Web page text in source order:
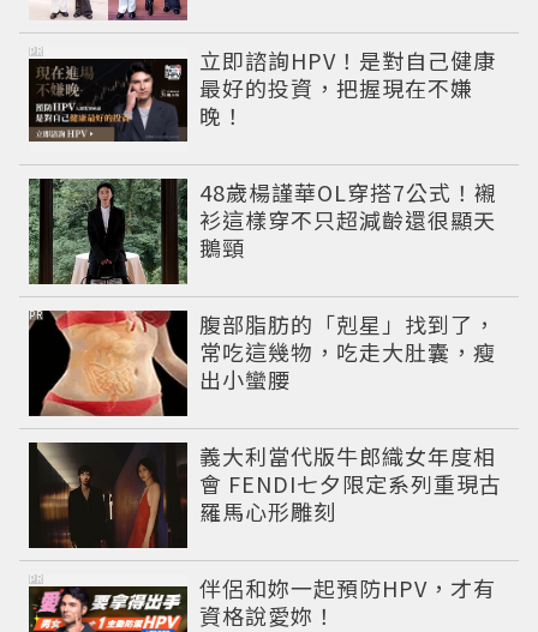
立即諮詢HPV！是對自己健康
最好的投資，把握現在不嫌
晚！
PR
48歲楊謹華OL穿搭7公式！襯
衫這樣穿不只超減齡還很顯天
鵝頸
腹部脂肪的「剋星」找到了，
常吃這幾物，吃走大肚囊，瘦
出小蠻腰
PR
義大利當代版牛郎織女年度相
會 FENDI七夕限定系列重現古
羅馬心形雕刻
伴侶和妳一起預防HPV，才有
資格說愛妳！
PR